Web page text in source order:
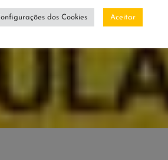
dos Cookies Aceitar